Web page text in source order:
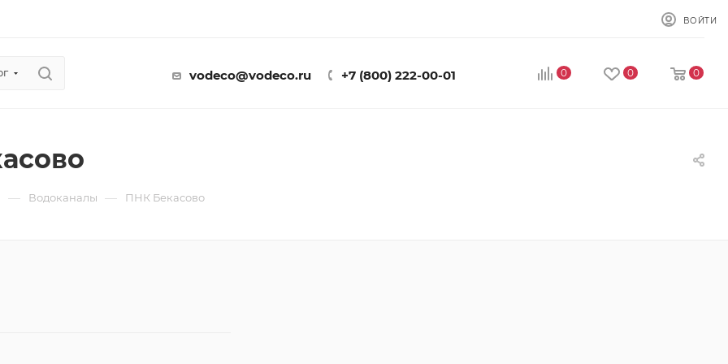
ВОЙТИ
vodeco@vodeco.ru +7 (800) 222-00-01 0 0 0
— Водоканалы — ПНК Бекасово